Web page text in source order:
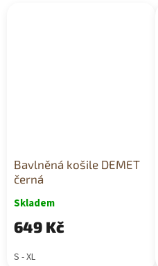
Bavlněná košile DEMET
černá
Skladem
649 Kč
S - XL